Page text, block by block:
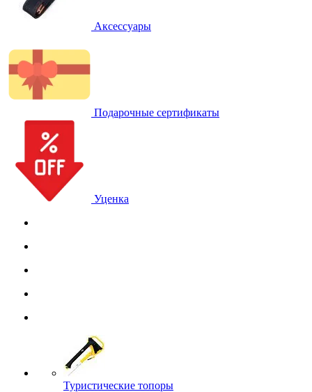
Аксессуары
Подарочные сертификаты
Уценка
Туристические топоры